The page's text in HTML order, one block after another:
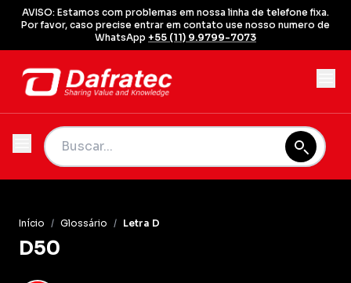
AVISO: Estamos com problemas em nossa linha de telefone fixa.
Por favor, caso precise entrar em contato use nosso numero de
WhatsApp +55 (11) 9.9799-7073
Início / Glossário / Letra D
D50